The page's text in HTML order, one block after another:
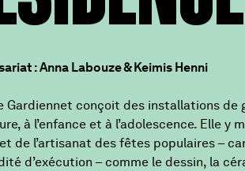
: Anna Labouze & Keimis Henni
Gardiennet conçoit des installations de
à l’enfance et à l’adolescence. Elle y
de l’artisanat des fêtes populaires –
d’exécution – comme le dessin, la